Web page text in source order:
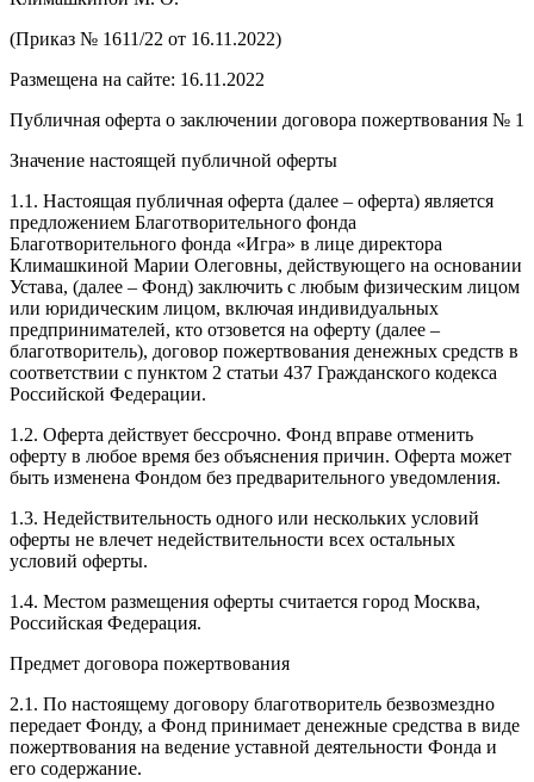
(Приказ № 1611/22 от 16.11.2022)
Размещена на сайте: 16.11.2022
Публичная оферта о заключении договора пожертвования № 1
Значение настоящей публичной оферты
1.1. Настоящая публичная оферта (далее – оферта) является
предложением Благотворительного фонда
Благотворительного фонда «Игра» в лице директора
Климашкиной Марии Олеговны, действующего на основании
Устава, (далее – Фонд) заключить с любым физическим лицом
или юридическим лицом, включая индивидуальных
предпринимателей, кто отзовется на оферту (далее –
благотворитель), договор пожертвования денежных средств в
соответствии с пунктом 2 статьи 437 Гражданского кодекса
Российской Федерации.
1.2. Оферта действует бессрочно. Фонд вправе отменить
оферту в любое время без объяснения причин. Оферта может
быть изменена Фондом без предварительного уведомления.
1.3. Недействительность одного или нескольких условий
оферты не влечет недействительности всех остальных
условий оферты.
1.4. Местом размещения оферты считается город Москва,
Российская Федерация.
Предмет договора пожертвования
2.1. По настоящему договору благотворитель безвозмездно
передает Фонду, а Фонд принимает денежные средства в виде
пожертвования на ведение уставной деятельности Фонда и
его содержание.